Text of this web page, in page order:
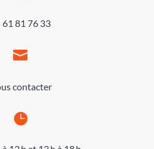
61 81 76 33

contacter
